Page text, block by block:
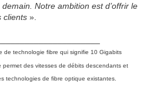
Notre ambition est d’offrir le
clients ».
de technologie fibre qui signifie 10 Gigabits
permet des vitesses de débits descendants et
technologies de fibre optique existantes.